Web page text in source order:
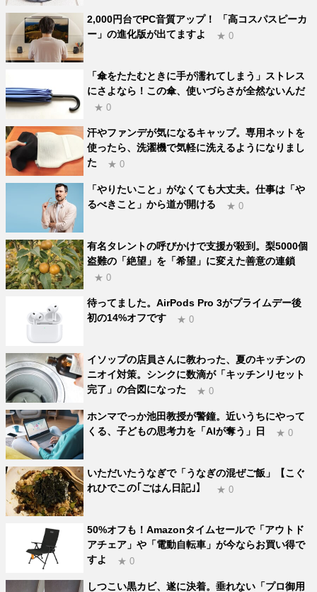
2,000円台でPC音質アップ！ 「高コスパスピーカ
ー」の進化版が出てますよ
★ 0
「傘をたたむときに手が濡れてしまう」ストレス
にさよなら！この傘、使いづらさが全然ないんだ
★ 0
汗やファンデが気になるキャップ。専用ネットを
使ったら、洗濯機で気軽に洗えるようになりまし
た
★ 0
「やりたいこと」がなくても大丈夫。仕事は「や
るべきこと」から道が開ける
★ 0
有名タレントの呼びかけで支援が殺到。梨5000個
盗難の「絶望」を「希望」に変えた善意の連鎖
★ 0
待ってました。AirPods Pro 3がプライムデー後
初の14%オフです
★ 0
イソップの店員さんに教わった、夏のキッチンの
ニオイ対策。シンクに数滴が「キッチンリセット
完了」の合図になった
★ 0
ホンマでっか池田教授が警鐘。近いうちにやって
くる、子どもの思考力を「AIが奪う」日
★ 0
いただいたうなぎで「うなぎの混ぜご飯」【こぐ
れひでこの｢ごはん日記｣】
★ 0
50%オフも！Amazonタイムセールで「アウトド
アチェア」や「電動自転車」が今ならお買い得で
すよ
★ 0
しつこい黒カビ、遂に決着。垂れない「プロ御用